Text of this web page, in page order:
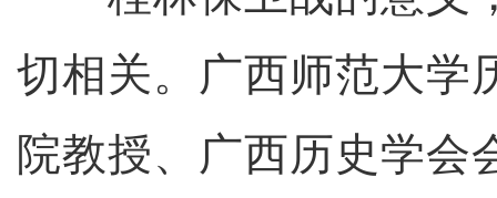
切相关。广西师范大学
院教授、广西历史学会